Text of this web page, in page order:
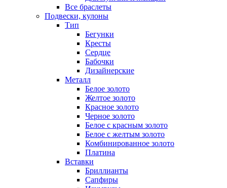
Все браслеты
Подвески, кулоны
Тип
Бегунки
Кресты
Сердце
Бабочки
Дизайнерские
Металл
Белое золото
Желтое золото
Красное золото
Черное золото
Белое с красным золото
Белое с желтым золото
Комбинированное золото
Платина
Вставки
Бриллианты
Сапфиры